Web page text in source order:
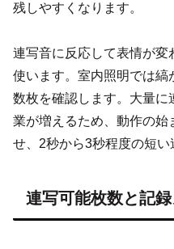
残しやすくなります。
連写音に反応して表情が変
使います。室内照明では
数枚を確認します。大量
業が増えるため、動作の始
せ、2秒から3秒程度の短い
連写可能枚数と記